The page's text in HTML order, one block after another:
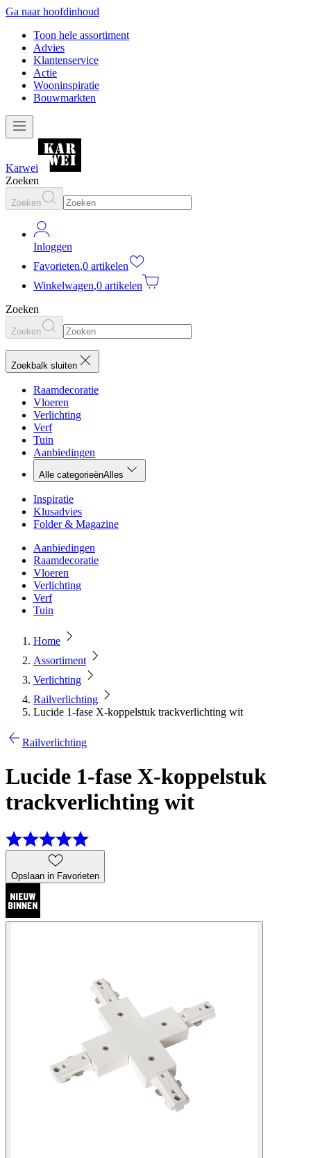
Ga naar hoofdinhoud
Toon hele assortiment
Advies
Klantenservice
Actie
Wooninspiratie
Bouwmarkten
Karwei
Zoeken
Zoeken
Inloggen
Favorieten,0 artikelen
Winkelwagen,0 artikelen
Zoeken
Zoeken
Zoekbalk sluiten
Raamdecoratie
Vloeren
Verlichting
Verf
Tuin
Aanbiedingen
Alle categorieënAlles
Inspiratie
Klusadvies
Folder & Magazine
Aanbiedingen
Raamdecoratie
Vloeren
Verlichting
Verf
Tuin
Home
Assortiment
Verlichting
Railverlichting
Lucide 1-fase X-koppelstuk trackverlichting wit
Railverlichting
Lucide 1-fase X-koppelstuk
trackverlichting wit
Opslaan in Favorieten